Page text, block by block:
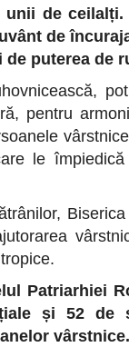
unii de
de
puterea de
pentru
le
Patriarhiei
și 52 de
vârstnice.